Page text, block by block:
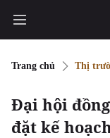
Trang chủ Thị
Đại hội
đặt kế